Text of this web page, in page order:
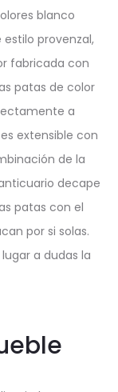
blanco
provenzal,
fabricada con
patas de color
a
extensible con
de la
decape
patas con el
por si solas.
a dudas la